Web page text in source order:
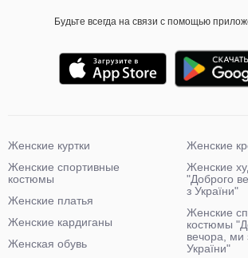
Будьте всегда на связи с помощью
Женские куртки
Женские спортивные
костюмы
Женские платья
Женские кардиганы
Женская обувь
Женские
Женские
"Доброго
з України"
Женские
костюмы
вечора, ми
України"